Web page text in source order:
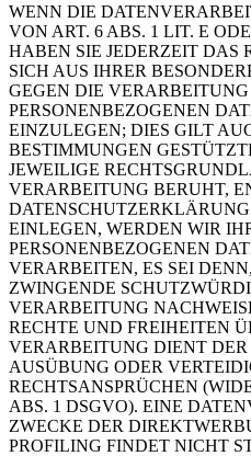
WENN DIE
VON ART. 6 ABS. 1 LIT. E
HABEN SIE JEDERZEIT DAS
SICH AUS IHRER
GEGEN DIE VERARBEITUNG
PERSONENBEZOGENEN
EINZULEGEN; DIES GILT
BESTIMMUNGEN
JEWEILIGE
VERARBEITUNG BERUHT,
EINLEGEN, WERDEN WIR
PERSONENBEZOGENEN
VERARBEITEN, ES SEI
ZWINGENDE
VERARBEITUNG
RECHTE UND FREIHEITEN
VERARBEITUNG DIENT
AUSÜBUNG ODER
RECHTSANSPRÜCHEN
ABS. 1 DSGVO). EINE
ZWECKE DER
PROFILING FINDET NICHT